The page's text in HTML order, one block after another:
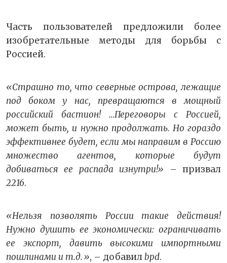
Часть пользователей предложили более
изобретательные методы для борьбы с
Россией.
«Страшно то, что северные острова, лежащие
под боком у нас, превращаются в мощный
российский бастион! …Переговоры с Россией,
может быть, и нужно продолжать. Но гораздо
эффективнее будет, если мы направим в Россию
множество агентов, которые будут
добиваться ее распада изнутри!» – призвал
2216.
«Нельзя позволять России такие действия!
Нужно душить ее экономически: ограничивать
ее экспорт, давить высокими импортными
пошлинами и т.д.», – добавилbpd.